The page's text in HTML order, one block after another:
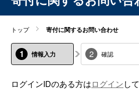
トップ 寄付に関するお問い合わせ
1 情報入力 2 確認
ログインIDのある方はログインし